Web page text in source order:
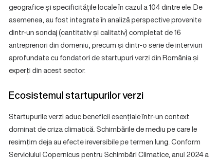
geografice și specificitățile locale în cazul a 104 dintre ele. De
asemenea, au fost integrate în analiză perspective provenite
dintr-un sondaj (cantitativ și calitativ) completat de 16
antreprenori din domeniu, precum și dintr-o serie de interviuri
aprofundate cu fondatori de startupuri verzi din România și
experți din acest sector.
Ecosistemul startupurilor verzi
Startupurile verzi aduc beneficii esențiale într-un context
dominat de criza climatică. Schimbările de mediu pe care le
resimțim deja au efecte ireversibile pe termen lung. Conform
Serviciului Copernicus pentru Schimbări Climatice, anul 2024 a